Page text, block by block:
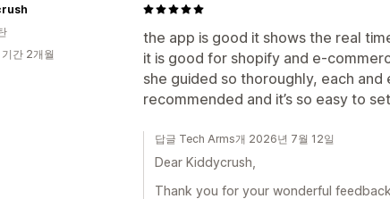
the app is good it shows the real
it is good for shopify and e-
she guided so thoroughly, each
recommended and it’s so easy to
간 2개월
답글 Tech Arms개 2026년 7월 12일
Dear Kiddycrush,
Thank you for your wonderful